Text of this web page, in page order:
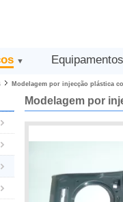
▼ Equipamentos
Modelagem por injecção plástica
Modelagem por